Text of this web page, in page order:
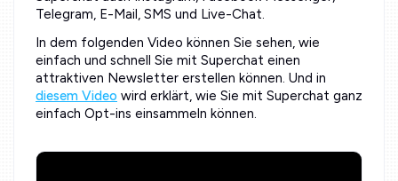
Telegram, E-Mail, SMS und Live-Chat.
In dem folgenden Video können Sie sehen, wie
einfach und schnell Sie mit Superchat einen
attraktiven Newsletter erstellen können. Und in
diesem Video wird erklärt, wie Sie mit Superchat ganz
einfach Opt-ins einsammeln können.